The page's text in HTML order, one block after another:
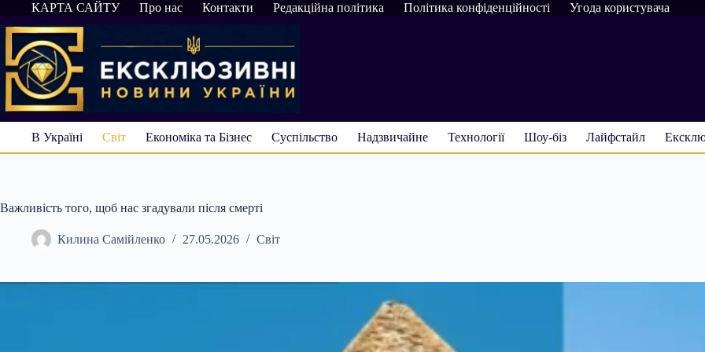
Перейти
до
вмісту
КАРТА САЙТУ Про нас Контакти Редакційна політика Політика конфіденційності Угода користувача
В Україні Світ Економіка та Бізнес Суспільство Надзвичайне Технології Шоу-біз Лайфстайл
Важливість того, щоб нас згадували після смерті
Килина Самійленко 27.05.2026 Світ